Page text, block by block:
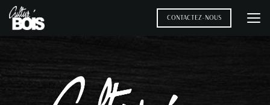
Aller
au
contenu
CONTACTEZ-NOUS